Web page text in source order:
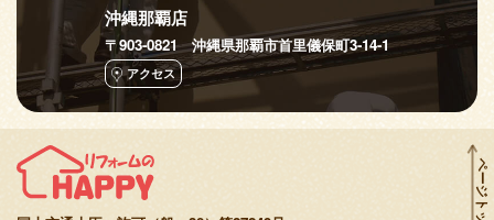
沖縄那覇店
〒903-0821 沖縄県那覇市首里儀保町3-14-1
アクセス